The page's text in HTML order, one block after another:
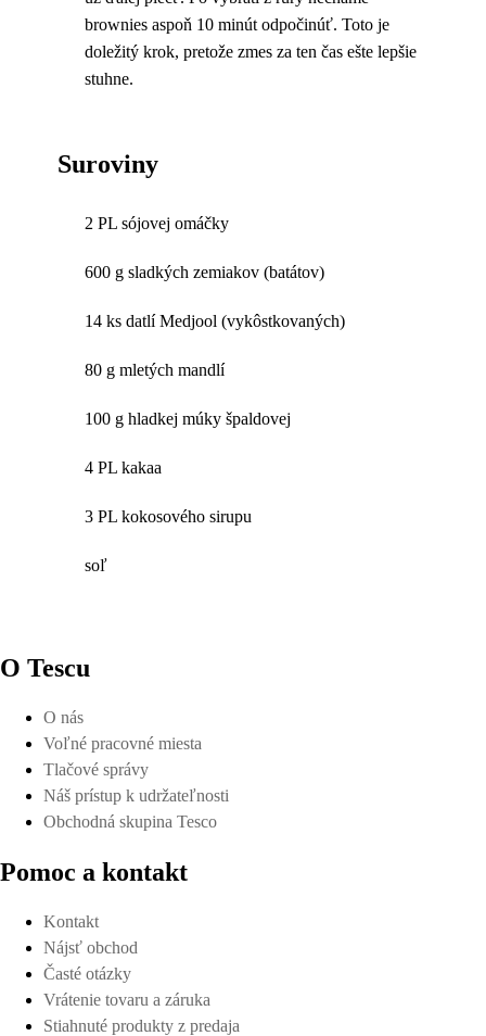
brownies aspoň 10 minút odpočinúť. Toto je
doležitý krok, pretože zmes za ten čas ešte lepšie
stuhne.
Suroviny
2 PL sójovej omáčky
600 g sladkých zemiakov (batátov)
14 ks datlí Medjool (vykôstkovaných)
80 g mletých mandlí
100 g hladkej múky špaldovej
4 PL kakaa
3 PL kokosového sirupu
soľ
O Tescu
O nás
Voľné pracovné miesta
Tlačové správy
Náš prístup k udržateľnosti
Obchodná skupina Tesco
Pomoc a kontakt
Kontakt
Nájsť obchod
Časté otázky
Vrátenie tovaru a záruka
Stiahnuté produkty z predaja